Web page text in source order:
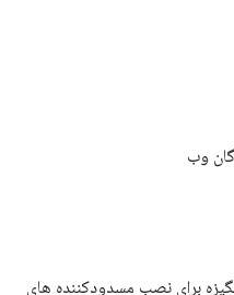
وب
برای نصب مسدودکننده های